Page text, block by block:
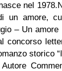
nel 1978.
un amore,
– Un amore
storico